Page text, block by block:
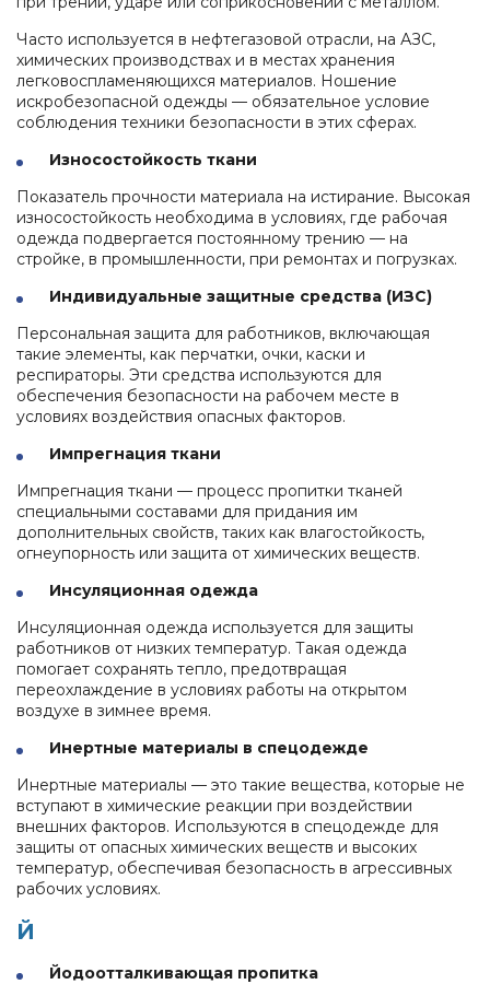
Часто используется в нефтегазовой отрасли, на АЗС,
химических производствах и в местах хранения
легковоспламеняющихся материалов. Ношение
искробезопасной одежды — обязательное условие
соблюдения техники безопасности в этих сферах.
Износостойкость ткани
Показатель прочности материала на истирание. Высокая
износостойкость необходима в условиях, где рабочая
одежда подвергается постоянному трению — на
стройке, в промышленности, при ремонтах и погрузках.
Индивидуальные защитные средства (ИЗС)
Персональная защита для работников, включающая
такие элементы, как перчатки, очки, каски и
респираторы. Эти средства используются для
обеспечения безопасности на рабочем месте в
условиях воздействия опасных факторов.
Импрегнация ткани
Импрегнация ткани — процесс пропитки тканей
специальными составами для придания им
дополнительных свойств, таких как влагостойкость,
огнеупорность или защита от химических веществ.
Инсуляционная одежда
Инсуляционная одежда используется для защиты
работников от низких температур. Такая одежда
помогает сохранять тепло, предотвращая
переохлаждение в условиях работы на открытом
воздухе в зимнее время.
Инертные материалы в спецодежде
Инертные материалы — это такие вещества, которые не
вступают в химические реакции при воздействии
внешних факторов. Используются в спецодежде для
защиты от опасных химических веществ и высоких
температур, обеспечивая безопасность в агрессивных
рабочих условиях.
Й
Йодоотталкивающая пропитка